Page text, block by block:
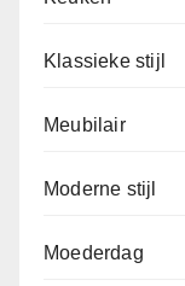
Klassieke stijl
Meubilair
Moderne stijl
Moederdag